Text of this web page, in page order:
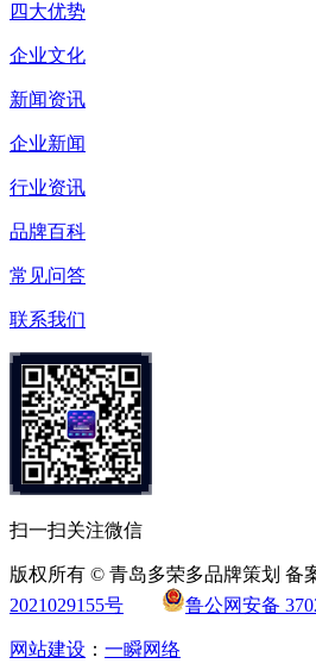
四大优势
企业文化
新闻资讯
企业新闻
行业资讯
品牌百科
常见问答
联系我们
扫一扫关注微信
版权所有 © 青岛多荣多品牌策划 备
2021029155号
鲁公网安备
网站建设 ： 一瞬网络